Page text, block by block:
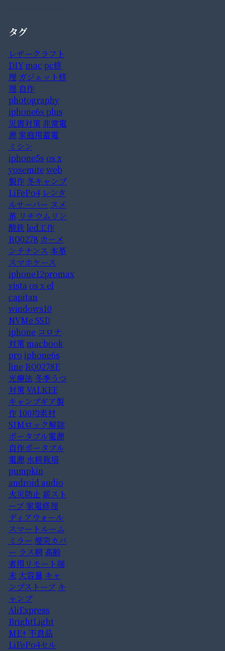
タグ
レザークラフト
DIYmac pc修
理 ガジェット修
理 自作
photography
iphone6s plus
災害対策非常電
源家庭用蓄電
ミシン
iphone5s os x
yosemite web
製作 冬キャンプ
LiFePo4 レンタ
ルサーバー ヌメ
革 リチウムリン
酸鉄 led工作
RQ0278 カーメ
ンテナンス 本革
スマホケース
iphone12promax
vistaos x el
capitan
windows10
NVMe SSD
iphone コロナ
対策macbook
pro iphone6s
line RQ0278E
光療法 冬季うつ
対策VALKEE
キャンプギア製
作 100均素材
SIMロック解除
ポータブル電源
自作ポータブル
電源水耕栽培
pumpkin
android audio
火災防止 薪スト
ーブ家電修理
ディアウォール
スマートルーム
ミラー 煙突カバ
ー ラス網 高齢
者用リモート端
末大容量 キャ
ンプストーブ キ
ャンプ
AliExpress
BrightLight
ME+不良品
LiFePo4セル